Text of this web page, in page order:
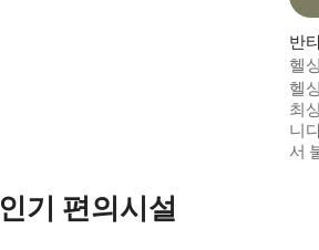
), 후기 40개
반
헬
헬
최
니
서
기 편의시설